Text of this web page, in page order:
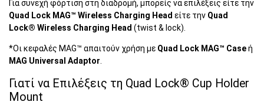
Για συνεχή φόρτιση στη διαδρομή, μπορείς να επιλέξεις είτε την
Quad Lock MAG™ Wireless Charging Head είτε την Quad
Lock® Wireless Charging Head (twist & lock).
*Οι κεφαλές MAG™ απαιτούν χρήση με Quad Lock MAG™ Caseή
MAG Universal Adaptor
Γιατί να Επιλέξεις τη Quad Lock® Cup Holder
Mount